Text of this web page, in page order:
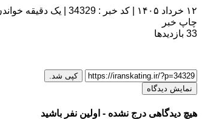
۱۲ خرداد ۱۴۰۵ کد خبر : 34329
یک دقیقه
چاپ خبر
33 بازدیدها
کپی شد.
نمایش دیدگاه
هیچ دیدگاهی درج نشده - اولین نفر باشید